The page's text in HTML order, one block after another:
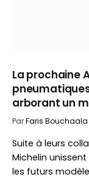
La prochaine
arborant un
ParFaris Bouchaala
Suite à leurs
Michelin
les futurs